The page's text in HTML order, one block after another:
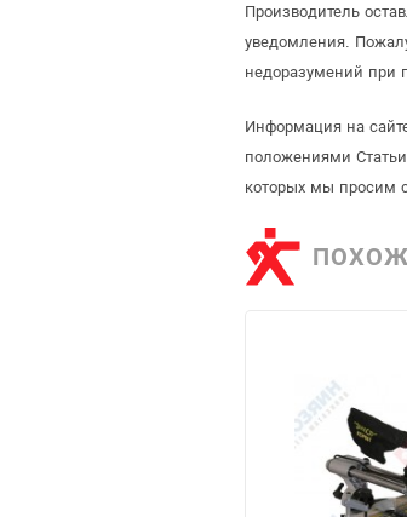
Производитель
уведомления.
недоразумений при
Информация на
положениями
которых мы просим